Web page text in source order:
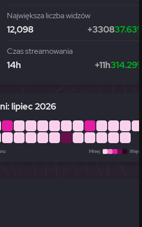
Największa liczba widzów
12,098 +330837.63%
Czas streamowania
14h +11h314.29%
lipiec 2026
Mniej Więcej